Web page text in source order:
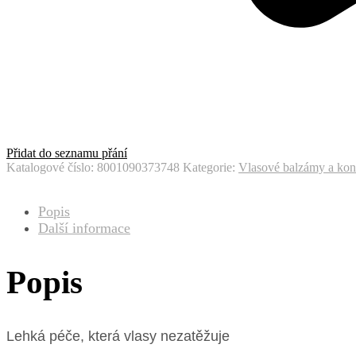
Přidat do seznamu přání
Katalogové číslo: 8001090373748 Kategorie: Vlasové balzámy a
Popis
Další informace
Popis
Lehká péče, která vlasy nezatěžuje